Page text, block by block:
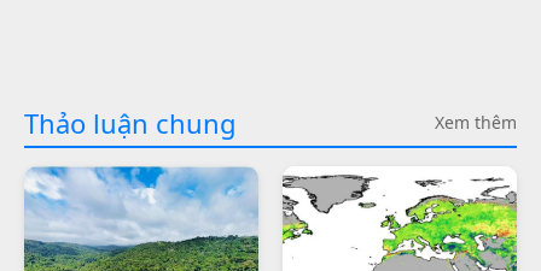
Thảo luận chung Xem thêm